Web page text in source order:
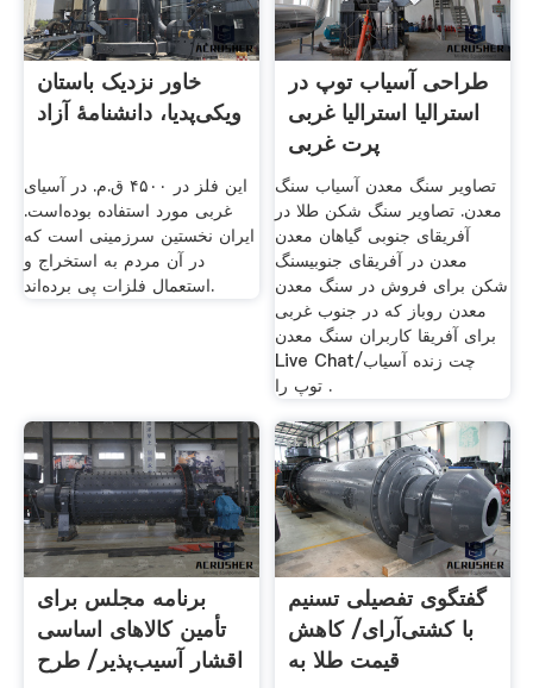
خاور نزدیک باستان
ویکی‌پدیا، دانشنامهٔ آزاد
این فلز در ۴۵۰۰ ق.م. در آسیای
غربی مورد استفاده بوده‌است.
ایران نخستین سرزمینی است که
در آن مردم به استخراج و
استعمال فلزات پی برده‌اند.
طراحی آسیاب توپ در
استرالیا استرالیا غربی
پرت غربی
تصاویر سنگ معدن آسیاب سنگ
معدن. تصاویر سنگ شکن طلا در
آفریقای جنوبی گیاهان معدن
معدن در آفریقای جنوبیسنگ
شکن برای فروش در سنگ معدن
معدن روباز که در جنوب غربی
برای آفریقا کاربران سنگ معدن
Live Chat/چت زنده آسیاب
توپ را .
برنامه مجلس برای
تأمین کالاهای اساسی
‌اقشار آسیب‌پذیر/ طرح
گفتگوی تفصیلی تسنیم
با کشتی‌آرای/ کاهش
قیمت طلا به